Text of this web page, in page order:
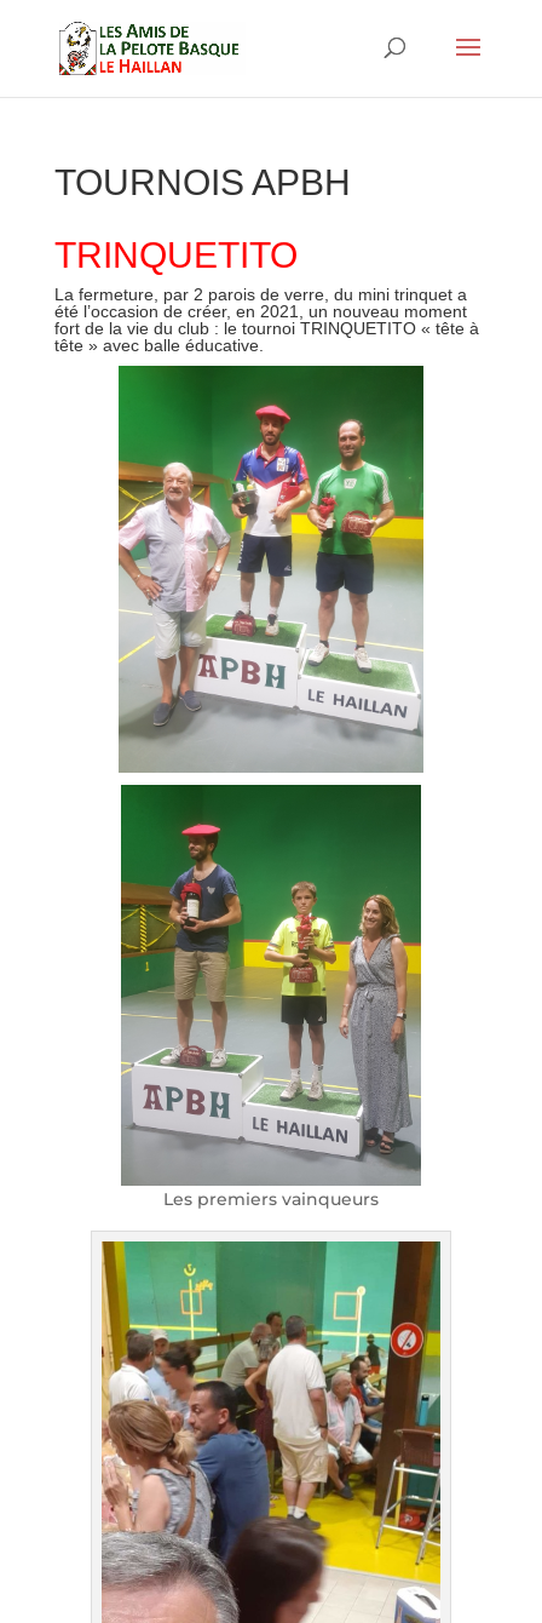
TOURNOIS APBH
TRINQUETITO
La fermeture, par 2 parois de verre, du mini trinquet a
été l’occasion de créer, en 2021, un nouveau moment
fort de la vie du club : le tournoi TRINQUETITO « tête à
tête » avec balle éducative.
Les premiers vainqueurs